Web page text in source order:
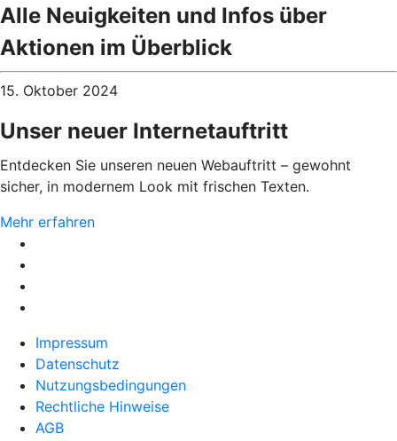
Alle Neuigkeiten und Infos über
Aktionen im Überblick
15. Oktober 2024
Unser neuer Internetauftritt
Entdecken Sie unseren neuen Webauftritt – gewohnt
sicher, in modernem Look mit frischen Texten.
Mehr erfahren
Impressum
Datenschutz
Nutzungsbedingungen
Rechtliche Hinweise
AGB